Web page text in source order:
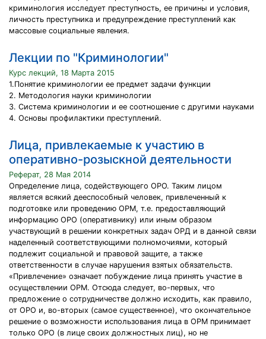
криминология исследует преступность, ее причины и условия,
личность преступника и предупреждение преступлений как
массовые социальные явления.
Лекции по "Криминологии"
Курс лекций, 18 Марта 2015
1.Понятие криминологии ее предмет задачи функции
2. Методология науки криминологии
3. Система криминологии и ее соотношение с другими науками
4. Основы профилактики преступлений.
Лица, привлекаемые к участию в
оперативно-розыскной деятельности
Реферат, 28 Мая 2014
Определение лица, содействующего ОРО. Таким лицом
является всякий дееспособный человек, привлеченный к
подготовке или проведению ОРМ, т.е. предоставляющий
информацию ОРО (оперативнику) или иным образом
участвующий в решении конкретных задач ОРД и в данной связи
наделенный соответствующими полномочиями, который
подлежит социальной и правовой защите, а также
ответственности в случае нарушения взятых обязательств.
«Привлечение» означает побуждение лица принять участие в
осуществлении ОРМ. Отсюда следует, во-первых, что
предложение о сотрудничестве должно исходить, как правило,
от ОРО и, во-вторых (самое существенное), что окончательное
решение о возможности использования лица в ОРМ принимает
только ОРО (в лице своих должностных лиц), но не